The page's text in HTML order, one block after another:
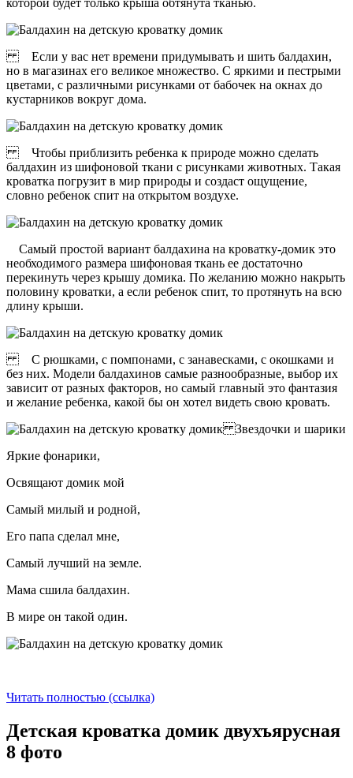
которой будет только крыша обтянута тканью.
Если у вас нет времени придумывать и шить балдахин,
но в магазинах его великое множество. С яркими и пестрыми
цветами, с различными рисунками от бабочек на окнах до
кустарников вокруг дома.
Чтобы приблизить ребенка к природе можно сделать
балдахин из шифоновой ткани с рисунками животных. Такая
кроватка погрузит в мир природы и создаст ощущение,
словно ребенок спит на открытом воздухе.
Самый простой вариант балдахина на кроватку-домик это
необходимого размера шифоновая ткань ее достаточно
перекинуть через крышу домика. По желанию можно накрыть
половину кроватки, а если ребенок спит, то протянуть на всю
длину крыши.
С рюшками, с помпонами, с занавесками, с окошками и
без них. Модели балдахинов самые разнообразные, выбор их
зависит от разных факторов, но самый главный это фантазия
и желание ребенка, какой бы он хотел видеть свою кровать.
Звездочки и шарики
Яркие фонарики,
Освящают домик мой
Самый милый и родной,
Его папа сделал мне,
Самый лучший на земле.
Мама сшила балдахин.
В мире он такой один.
Читать полностью (ссылка)
Детская кроватка домик двухъярусная
8 фото